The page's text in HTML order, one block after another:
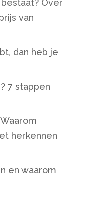
Over
van
dan heb je
7 stappen
herkennen
en waarom